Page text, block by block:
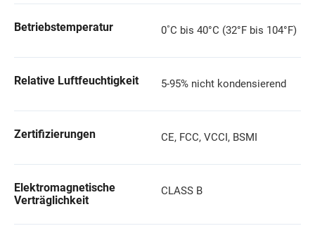
Betriebstemperatur 0˚C bis 40°C (32°F bis 104°F)
Relative Luftfeuchtigkeit 5-95% nicht kondensierend
Zertifizierungen CE, FCC, VCCI, BSMI
Elektromagnetische
Verträglichkeit
CLASS B